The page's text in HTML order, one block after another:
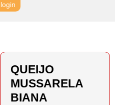
login
QUEIJO
MUSSARELA
BIANA